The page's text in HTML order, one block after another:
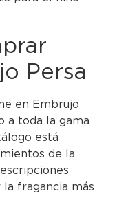
Persa
en Embrujo
a toda la gama
está
de la
fragancia más